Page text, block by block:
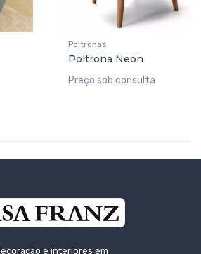
Poltronas
Poltrona Neon
Preço sob consulta
e interiores em